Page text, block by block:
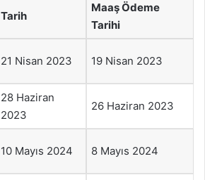
Tarih
Maaş Ödeme
Tarihi
21 Nisan 2023 19 Nisan 2023
28 Haziran
2023
26 Haziran 2023
10 Mayıs 2024 8 Mayıs 2024